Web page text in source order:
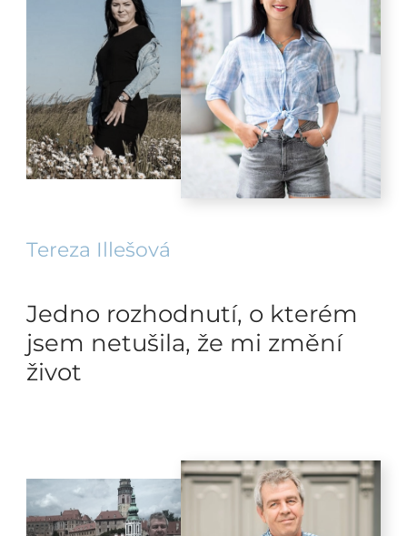
Tereza Illešová
Jedno rozhodnutí, o kterém
jsem netušila, že mi změní
život